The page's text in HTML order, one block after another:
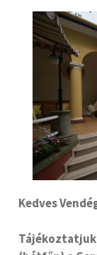
Kedves
Tájékoztatjuk